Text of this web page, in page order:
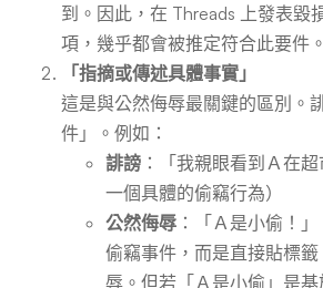
到。因此，在 Threads 上發表毀
項，幾乎都會被推定符合此要件。
「指摘或傳述具體事實」
這是與公然侮辱最關鍵的區別。
件」。例如：
誹謗 ：「我親眼看到Ａ在
一個具體的偷竊行為）
公然侮辱 ：「Ａ是小偷！
偷竊事件，而是直接貼標
辱。但若「Ａ是小偷」是